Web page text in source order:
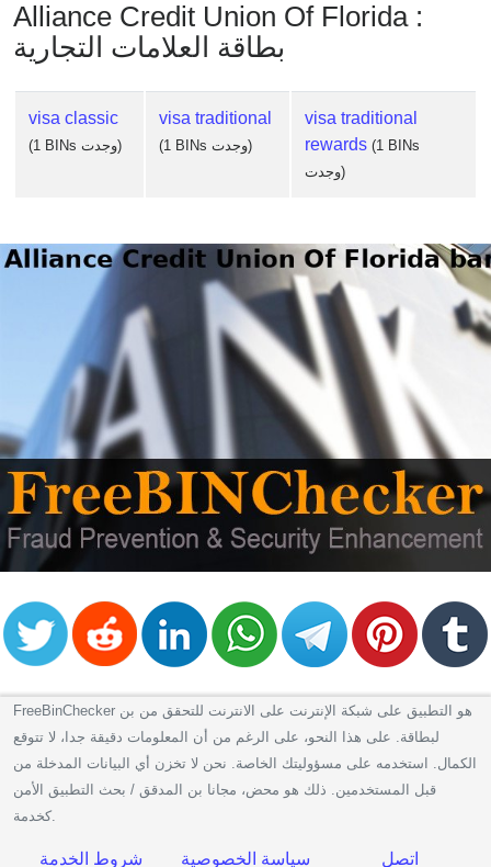
Alliance Credit Union Of Florida :
بطاقة العلامات التجارية
visa classic
(1 BINs وجدت)
visa traditional
(1 BINs وجدت)
visa traditional
rewards (1 BINs
وجدت)
FreeBinChecker هو التطبيق على شبكة الإنترنت على الانترنت للتحقق من بن
لبطاقة. على هذا النحو، على الرغم من أن المعلومات دقيقة جدا، لا تتوقع
الكمال. استخدمه على مسؤوليتك الخاصة. نحن لا تخزن أي البيانات المدخلة من
قبل المستخدمين. ذلك هو محض، مجانا بن المدقق / بحث التطبيق الأمن
شروط الخدمة سياسة الخصوصية اتصل